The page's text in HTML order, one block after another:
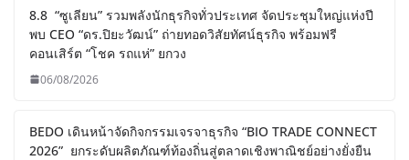
8.8 “ซูเลียน” รวมพลังนักธุรกิจทั่วประเทศ จัดประชุมใหญ่แห่งปี
พบ CEO “ดร.ปิยะวัฒน์” ถ่ายทอดวิสัยทัศน์ธุรกิจ พร้อมฟรี
คอนเสิร์ต “โชค รถแห่” ยกวง
06/08/2026
BEDO เดินหน้าจัดกิจกรรมเจรจาธุรกิจ “BIO TRADE CONNECT
2026” ยกระดับผลิตภัณฑ์ท้องถิ่นสู่ตลาดเชิงพาณิชย์อย่างยั่งยืน